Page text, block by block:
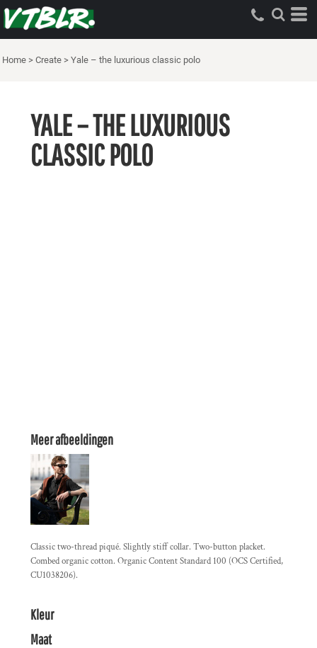
Home > Create > Yale – the luxurious classic polo
YALE – THE LUXURIOUS
CLASSIC POLO
Meer afbeeldingen
Classic two-thread piqué. Slightly stiff collar. Two-button placket.
Combed organic cotton. Organic Content Standard 100 (OCS Certified,
CU1038206).
Kleur
Maat